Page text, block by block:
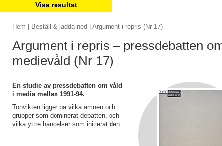
Visa resultat
Hem | Beställ & ladda ned | Argument i repris (Nr 17)
Argument i repris – pressdebatten
medievåld (Nr 17)
En studie av pressdebatten om våld
i media mellan 1991-94.
Tonvikten ligger på vilka ämnen och
grupper som dominerat debatten, och
vilka yttre händelser som initierat den.